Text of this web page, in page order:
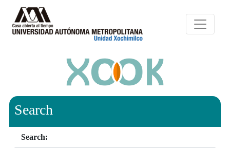
Search
Search: